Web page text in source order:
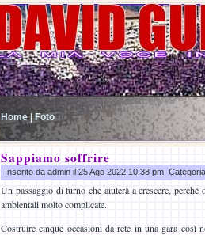
Home | Foto
Sappiamo soffrire
Inserito da admin il 25 Ago 2022 10:38 pm.
Un passaggio di turno che aiuterà a crescere,
ambientali molto complicate.
Costruire cinque occasioni da rete in una gara